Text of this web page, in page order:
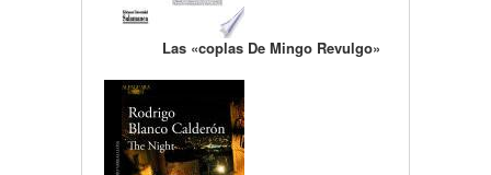
Las «coplas De Mingo Revulgo»